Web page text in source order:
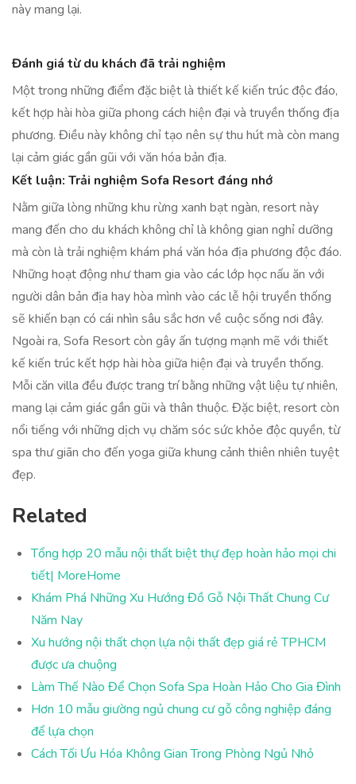
này mang lại.
Đánh giá từ du khách đã trải nghiệm
Một trong những điểm đặc biệt là thiết kế kiến trúc độc đáo,
kết hợp hài hòa giữa phong cách hiện đại và truyền thống địa
phương. Điều này không chỉ tạo nên sự thu hút mà còn mang
lại cảm giác gần gũi với văn hóa bản địa.
Kết luận: Trải nghiệm Sofa Resort đáng nhớ
Nằm giữa lòng những khu rừng xanh bạt ngàn, resort này
mang đến cho du khách không chỉ là không gian nghỉ dưỡng
mà còn là trải nghiệm khám phá văn hóa địa phương độc đáo.
Những hoạt động như tham gia vào các lớp học nấu ăn với
người dân bản địa hay hòa mình vào các lễ hội truyền thống
sẽ khiến bạn có cái nhìn sâu sắc hơn về cuộc sống nơi đây.
Ngoài ra, Sofa Resort còn gây ấn tượng mạnh mẽ với thiết
kế kiến trúc kết hợp hài hòa giữa hiện đại và truyền thống.
Mỗi căn villa đều được trang trí bằng những vật liệu tự nhiên,
mang lại cảm giác gần gũi và thân thuộc. Đặc biệt, resort còn
nổi tiếng với những dịch vụ chăm sóc sức khỏe độc quyền, từ
spa thư giãn cho đến yoga giữa khung cảnh thiên nhiên tuyệt
đẹp.
Related
Tổng hợp 20 mẫu nội thất biệt thự đẹp hoàn hảo mọi chi
tiết| MoreHome
Khám Phá Những Xu Hướng Đồ Gỗ Nội Thất Chung Cư
Năm Nay
Xu hướng nội thất chọn lựa nội thất đẹp giá rẻ TPHCM
được ưa chuộng
Làm Thế Nào Để Chọn Sofa Spa Hoàn Hảo Cho Gia Đình
Hơn 10 mẫu giường ngủ chung cư gỗ công nghiệp đáng
để lựa chọn
Cách Tối Ưu Hóa Không Gian Trong Phòng Ngủ Nhỏ